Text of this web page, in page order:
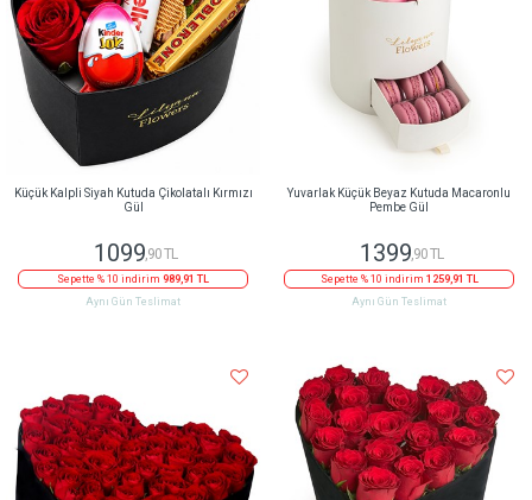
Küçük Kalpli Siyah Kutuda Çikolatalı Kırmızı
Gül
1099 ,90 TL
Sepette % 10 indirim 989,91 TL
Aynı Gün Teslimat
Yuvarlak Küçük Beyaz Kutuda Macaronlu
Pembe Gül
1399 ,90 TL
Sepette % 10 indirim 1259,91 TL
Aynı Gün Teslimat